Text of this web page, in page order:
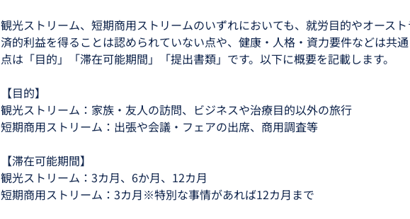
観光ストリーム、短期商用ストリームのいずれにおいても、就労目的やオース
済的利益を得ることは認められていない点や、健康・人格・資力要件などは共
点は「目的」「滞在可能期間」「提出書類」です。以下に概要を記載します。
【目的】
観光ストリーム：家族・友人の訪問、ビジネスや治療目的以外の旅行
短期商用ストリーム：出張や会議・フェアの出席、商用調査等
【滞在可能期間】
観光ストリーム：3カ月、6か月、12カ月
短期商用ストリーム：3カ月※特別な事情があれば12カ月まで